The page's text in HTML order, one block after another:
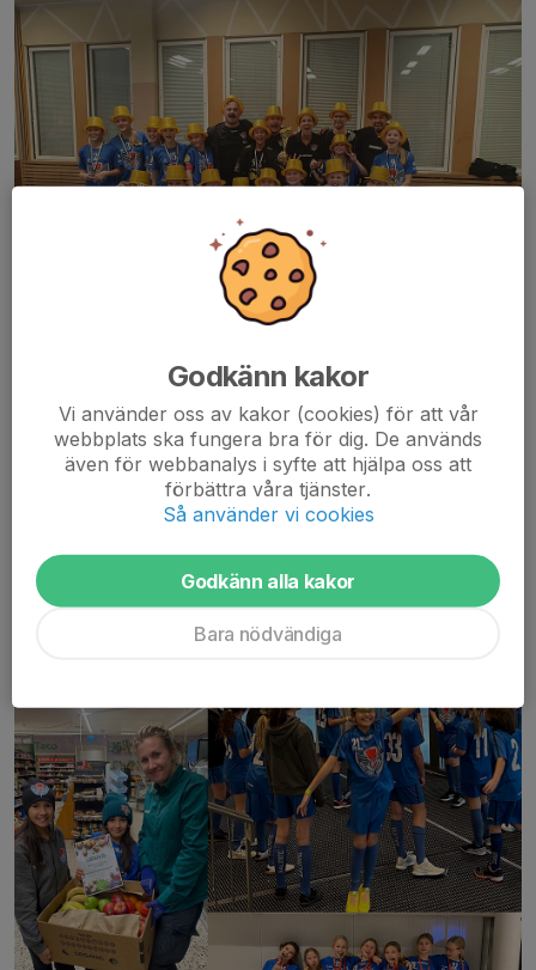
Guldmedaljörer i Scorpions Cup 2025 Flickor Röd 13
Äntligen fick vi ta med oss den stora bucklan hem till Gävle.
Det här gänget har kämpat sig igenom flera cuper och tävlingar
under det gångna året och fallit på målsnöret flera gånger. I två
finaler har vi förlorat på straffar....
Storvreta cup 2024
Godkänn kakor
Vi använder oss av kakor (cookies) för att vår
webbplats ska fungera bra för dig. De används
även för webbanalys i syfte att hjälpa oss att
förbättra våra tjänster.
Så använder vi cookies
Godkänn alla kakor
Bara nödvändiga